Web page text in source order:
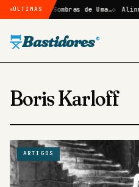
ÚLTIMAS
Elize: Sombras de Uma… Alinne
Bastidores ®
Boris Karloff
ARTIGOS